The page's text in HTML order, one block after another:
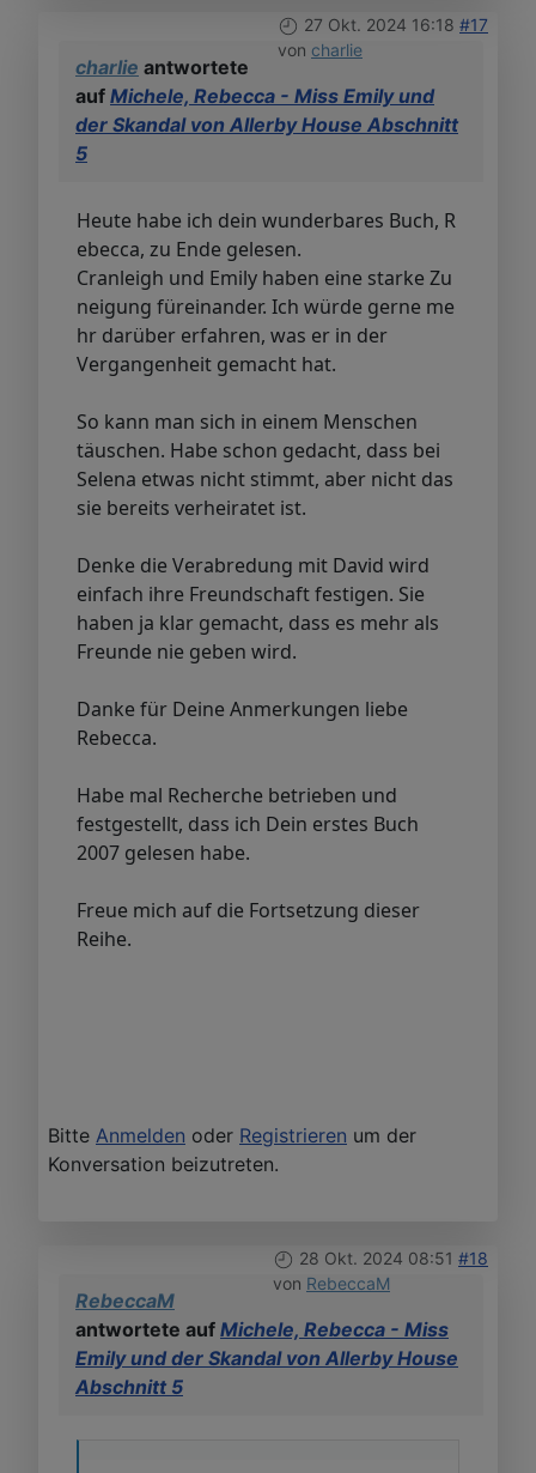
27 Okt. 2024 16:18 #17
von charlie
charlie antwortete
auf Michele, Rebecca - Miss Emily und
der Skandal von Allerby House Abschnitt
5
Heute habe ich dein wunderbares Buch, R
ebecca, zu Ende gelesen.
Cranleigh und Emily haben eine starke Zu
neigung füreinander. Ich würde gerne me
hr darüber erfahren, was er in der
Vergangenheit gemacht hat.
So kann man sich in einem Menschen
täuschen. Habe schon gedacht, dass bei
Selena etwas nicht stimmt, aber nicht das
sie bereits verheiratet ist.
Denke die Verabredung mit David wird
einfach ihre Freundschaft festigen. Sie
haben ja klar gemacht, dass es mehr als
Freunde nie geben wird.
Danke für Deine Anmerkungen liebe
Rebecca.
Habe mal Recherche betrieben und
festgestellt, dass ich Dein erstes Buch
2007 gelesen habe.
Freue mich auf die Fortsetzung dieser
Reihe.
Bitte Anmelden oder Registrieren um der
Konversation beizutreten.
28 Okt. 2024 08:51 #18
von RebeccaM
RebeccaM
antwortete auf Michele, Rebecca - Miss
Emily und der Skandal von Allerby House
Abschnitt 5